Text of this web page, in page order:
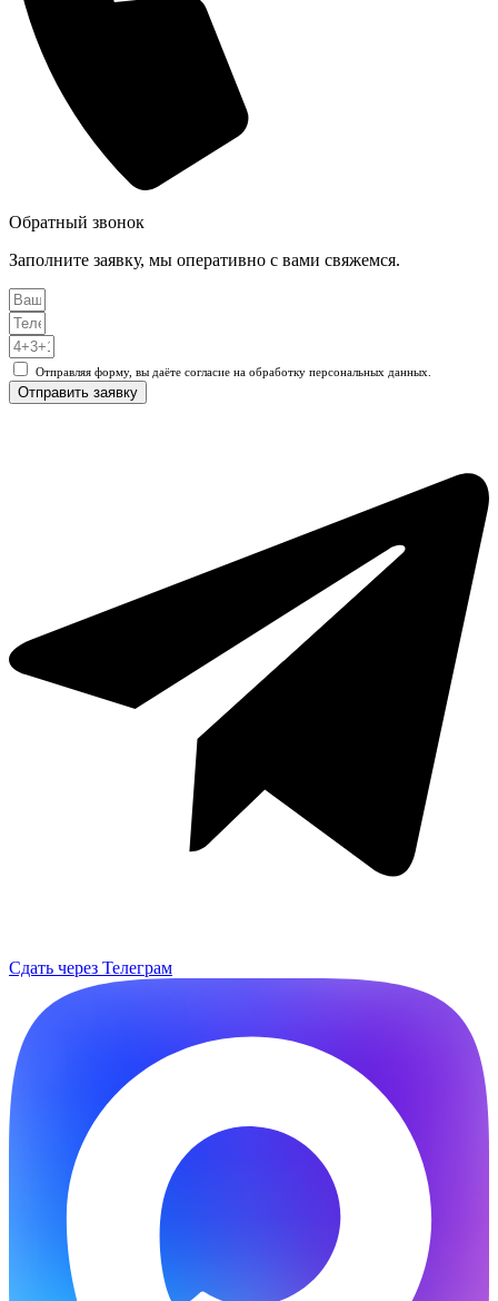
Обратный звонок
Заполните заявку, мы оперативно с вами свяжемся.
Отправляя форму, вы даёте согласие на обработку персональных данных.
Отправить заявку
Сдать через Телеграм